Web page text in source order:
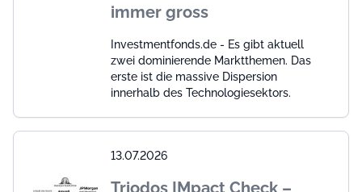
immer gross
Investmentfonds.de - Es gibt aktuell
zwei dominierende Marktthemen. Das
erste ist die massive Dispersion
innerhalb des Technologiesektors.
13.07.2026
Triodos IMpact Check –